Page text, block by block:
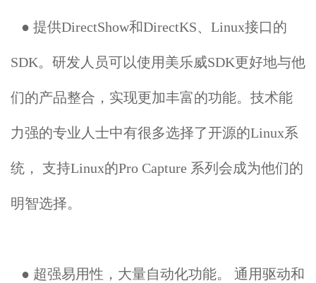
● 提供DirectShow和DirectKS、Linux接口的
SDK。研发人员可以使用美乐威SDK更好地与他
们的产品整合，实现更加丰富的功能。技术能
力强的专业人士中有很多选择了开源的Linux系
统， 支持Linux的Pro Capture 系列会成为他们的
明智选择。
● 超强易用性，大量自动化功能。 通用驱动和